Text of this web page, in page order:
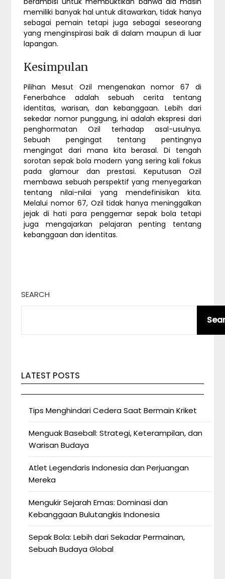
memiliki banyak hal untuk ditawarkan, tidak hanya
sebagai pemain tetapi juga sebagai seseorang
yang menginspirasi baik di dalam maupun di luar
lapangan.
Kesimpulan
Pilihan Mesut Ozil mengenakan nomor 67 di
Fenerbahce adalah sebuah cerita tentang
identitas, warisan, dan kebanggaan. Lebih dari
sekedar nomor punggung, ini adalah ekspresi dari
penghormatan Ozil terhadap asal-usulnya.
Sebuah pengingat tentang pentingnya
mengingat dari mana kita berasal. Di tengah
sorotan sepak bola modern yang sering kali fokus
pada glamour dan prestasi. Keputusan Ozil
membawa sebuah perspektif yang menyegarkan
tentang nilai-nilai yang mendefinisikan kita.
Melalui nomor 67, Ozil tidak hanya meninggalkan
jejak di hati para penggemar sepak bola tetapi
juga mengajarkan pelajaran penting tentang
kebanggaan dan identitas.
SEARCH
LATEST POSTS
Tips Menghindari Cedera Saat Bermain Kriket
Menguak Baseball: Strategi, Keterampilan, dan
Warisan Budaya
Atlet Legendaris Indonesia dan Perjuangan
Mereka
Mengukir Sejarah Emas: Dominasi dan
Kebanggaan Bulutangkis Indonesia
Sepak Bola: Lebih dari Sekadar Permainan,
Sebuah Budaya Global